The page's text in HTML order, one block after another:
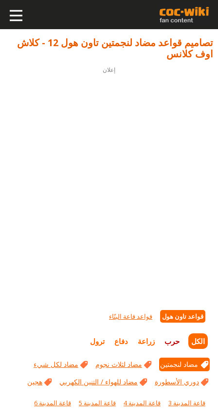
تصاميم قواعد مضاد لنجمتين تاون هول 12 - كلاش
اوف كلانس
إعلان
قواعد تاون هول قواعد قاعة البنّاء
الكل حرب زراعة دفاع ترول
مضاد لنجمتين مضاد لثلاث نجوم
مضاد لكل شيء
دوري الأسطورة
مضاد للهواء / التنين الكهربي هجين
قاعة المدينة 3 قاعة المدينة 4 قاعة المدينة 5
قاعة المدينة 6